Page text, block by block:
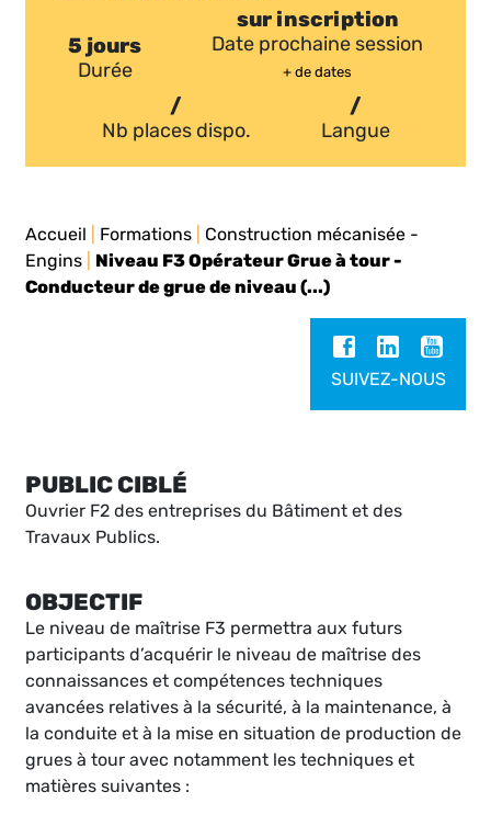
5 jours
Durée
sur inscription
Date prochaine session
+ de dates
/
Nb places dispo.
/
Langue
Accueil Formations
Construction mécanisée -
Engins
Niveau F3 Opérateur Grue à tour -
Conducteur de grue de niveau (...)
SUIVEZ-NOUS
PUBLIC CIBLÉ
Ouvrier F2 des entreprises du Bâtiment et des
Travaux Publics.
OBJECTIF
Le niveau de maîtrise F3 permettra aux futurs
participants d’acquérir le niveau de maîtrise des
connaissances et compétences techniques
avancées relatives à la sécurité, à la maintenance, à
la conduite et à la mise en situation de production de
grues à tour avec notamment les techniques et
matières suivantes :